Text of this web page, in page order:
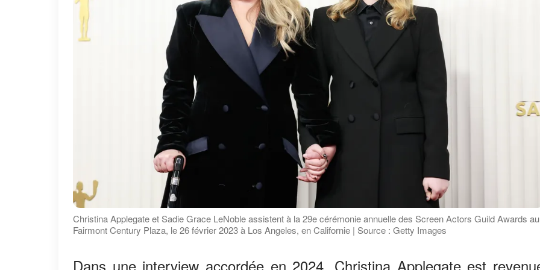
Christina Applegate et Sadie Grace LeNoble assistent à la 29e cérémonie annuelle des Screen Actors Guild Awards au
Fairmont Century Plaza, le 26 février 2023 à Los Angeles, en Californie | Source : Getty Images
Dans une interview accordée en 2024, Christina Applegate est